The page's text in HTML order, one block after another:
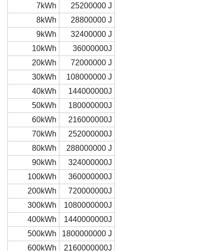
7kWh
25200000 J
8kWh
28800000 J
9kWh
32400000 J
10kWh
36000000J
20kWh
72000000 J
30kWh
108000000 J
40kWh
144000000J
50kWh
180000000J
60kWh
216000000J
70kWh
252000000J
80kWh
288000000 J
90kWh
324000000J
100kWh
360000000J
200kWh
720000000J
300kWh
1080000000J
400kWh
1440000000J
500kWh
1800000000 J
600kWh
2160000000J